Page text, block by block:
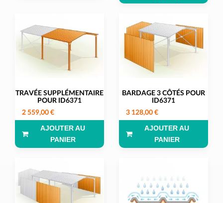
TRAVÉE SUPPLÉMENTAIRE
POUR ID6371
2 559,00 €
AJOUTER AU
PANIER
BARDAGE 3 CÔTÉS POUR
ID6371
3 128,00 €
AJOUTER AU
PANIER